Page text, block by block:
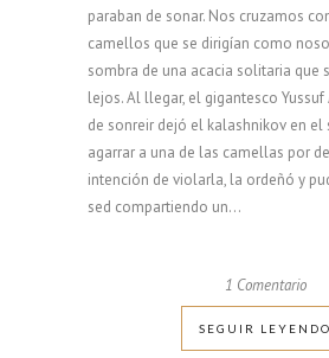
paraban de sonar. Nos cruzamos
camellos que se dirigían como
sombra de una acacia solitaria que
lejos. Al llegar, el gigantesco
de sonreir dejó el kalashnikov en el
agarrar a una de las camellas por
intención de violarla, la ordeñó y
sed compartiendo un...
1 Comentario
SEGUIR LEYENDO